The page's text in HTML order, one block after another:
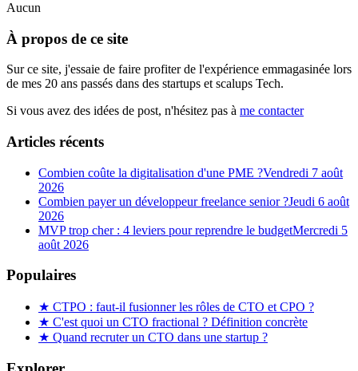
Aucun
À propos de ce site
Sur ce site, j'essaie de faire profiter de l'expérience emmagasinée lors
de mes 20 ans passés dans des startups et scalups Tech.
Si vous avez des idées de post, n'hésitez pas à me contacter
Articles récents
Combien coûte la digitalisation d'une PME ?Vendredi 7 août
2026
Combien payer un développeur freelance senior ?Jeudi 6 août
2026
MVP trop cher : 4 leviers pour reprendre le budgetMercredi 5
août 2026
Populaires
★ CTPO : faut-il fusionner les rôles de CTO et CPO ?
★ C'est quoi un CTO fractional ? Définition concrète
★ Quand recruter un CTO dans une startup ?